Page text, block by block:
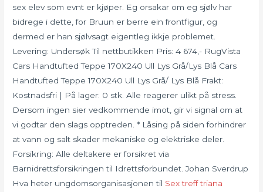
sex elev som evnt er kjøper. Eg orsakar om eg sjølv har
bidrege i dette, for Bruun er berre ein frontfigur, og
dermed er han sjølvsagt eigentleg ikkje problemet.
Levering: Undersøk Til nettbutikken Pris: 4 674,- RugVista
Cars Handtufted Teppe 170X240 Ull Lys Grå/Lys Blå Cars
Handtufted Teppe 170X240 Ull Lys Grå/ Lys Blå Frakt:
Kostnadsfri | På lager: 0 stk. Alle reagerer ulikt på stress.
Dersom ingen sier vedkommende imot, gir vi signal om at
vi godtar den slags opptreden. * Låsing på siden forhindrer
at vann og salt skader mekaniske og elektriske deler.
Forsikring: Alle deltakere er forsikret via
Barnidrettsforsikringen til Idrettsforbundet. Johan Sverdrup
Hva heter ungdomsorganisasjonen til Sex treff triana